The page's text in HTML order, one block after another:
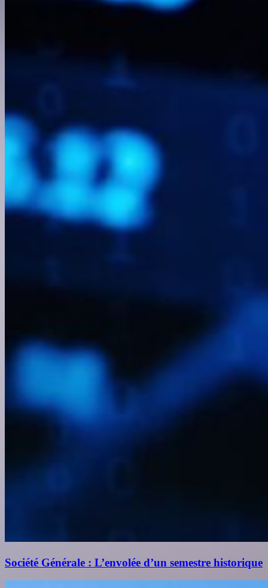
Société Générale : L’envolée d’un semestre historique